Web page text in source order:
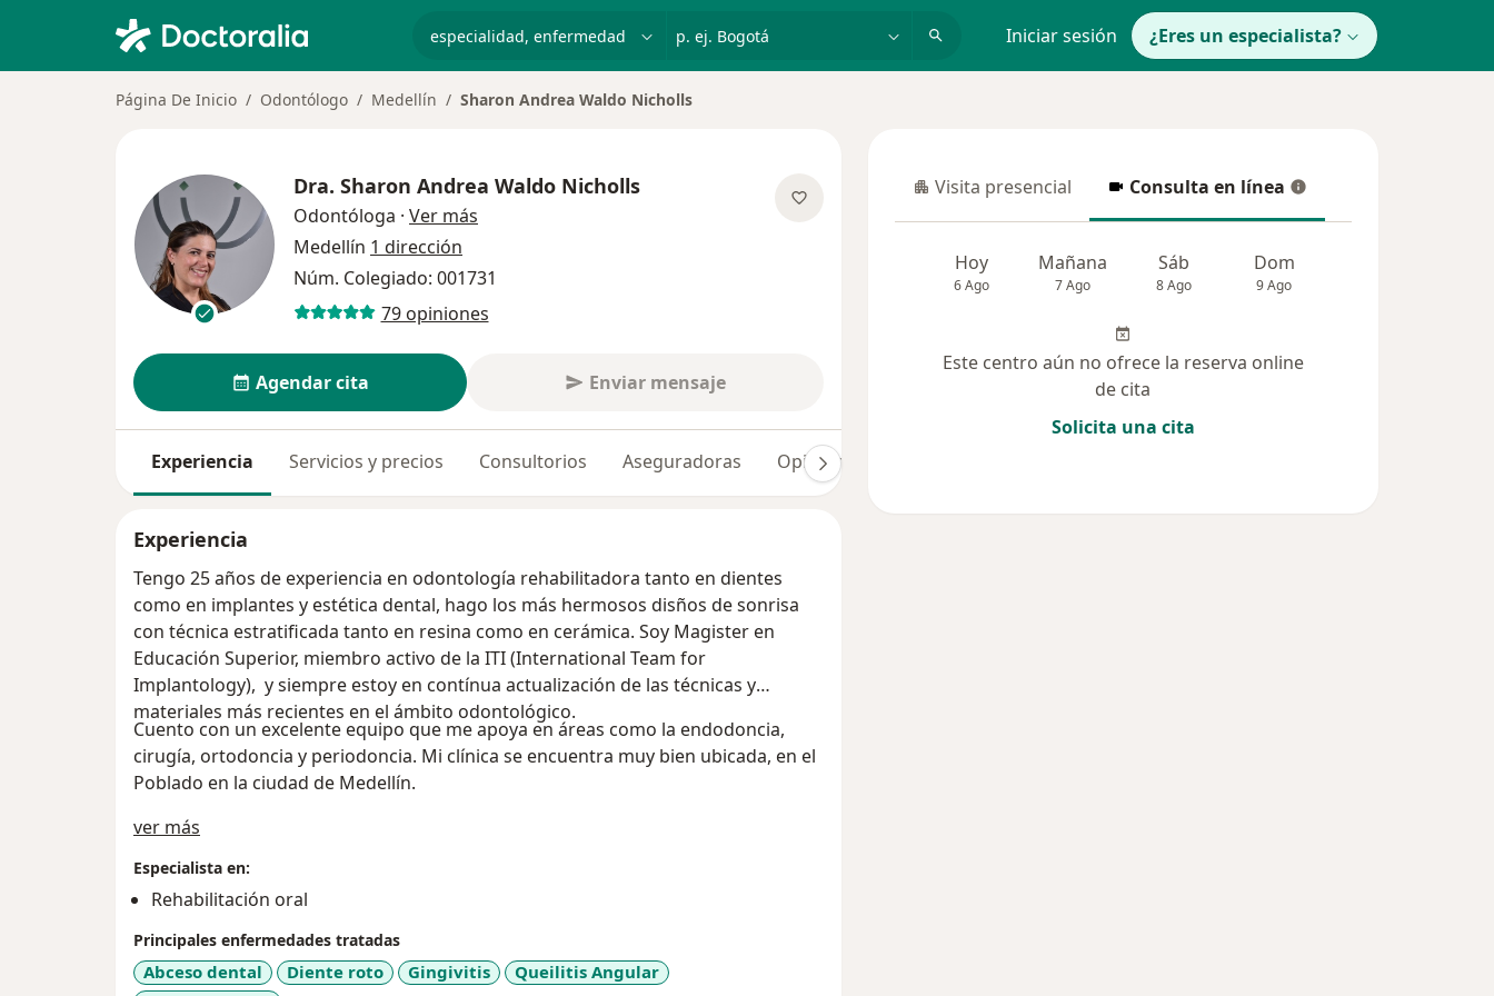
p. ej. Bogotá Iniciar sesión ¿Eres un especialista?
Página De Inicio Odontólogo Medellín Sharon Andrea Waldo Nicholls
Dra. Sharon Andrea Waldo Nicholls
Odontóloga · Ver más
Medellín 1 dirección
Núm. Colegiado: 001731
79 opiniones
Agendar cita Enviar mensaje
Experiencia Servicios y precios Consultorios Aseguradoras Opiniones (79)
Experiencia
Tengo 25 años de experiencia en odontología rehabilitadora tanto en dientes
como en implantes y estética dental, hago los más hermosos disños de sonrisa
con técnica estratificada tanto en resina como en cerámica. Soy Magister en
Educación Superior, miembro activo de la ITI (International Team for
Implantology), y siempre estoy en contínua actualización de las técnicas y
materiales más recientes en el ámbito odontológico.
Cuento con un excelente equipo que me apoya en áreas como la endodoncia,
cirugía, ortodoncia y periodoncia. Mi clínica se encuentra muy bien ubicada, en el
Poblado en la ciudad de Medellín.
ver más
Especialista en:
Rehabilitación oral
Principales enfermedades tratadas
Abceso dental Diente roto Gingivitis
Queilitis Angular
Visita presencial
Visita presencial Consulta en línea
Consulta en línea
Hoy
6 Ago
Mañana
7 Ago
Sáb
8 Ago
Dom
9 Ago
Este centro aún no ofrece la reserva online
de cita
Solicita una cita